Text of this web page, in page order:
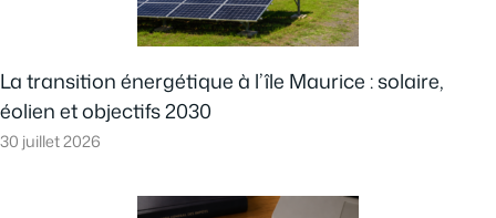
La transition énergétique à l’île Maurice : solaire,
éolien et objectifs 2030
30 juillet 2026